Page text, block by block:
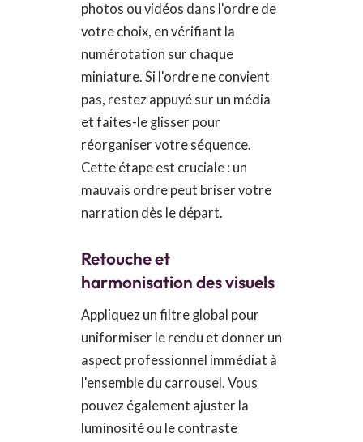
photos ou vidéos dans l'ordre de
votre choix, en vérifiant la
numérotation sur chaque
miniature. Si l'ordre ne convient
pas, restez appuyé sur un média
et faites-le glisser pour
réorganiser votre séquence.
Cette étape est cruciale : un
mauvais ordre peut briser votre
narration dès le départ.
Retouche et
harmonisation des visuels
Appliquez un filtre global pour
uniformiser le rendu et donner un
aspect professionnel immédiat à
l'ensemble du carrousel. Vous
pouvez également ajuster la
luminosité ou le contraste